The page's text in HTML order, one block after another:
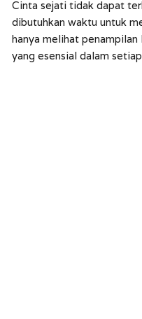
Cinta sejati tidak dapat
dibutuhkan waktu untuk
hanya melihat penampilan
yang esensial dalam